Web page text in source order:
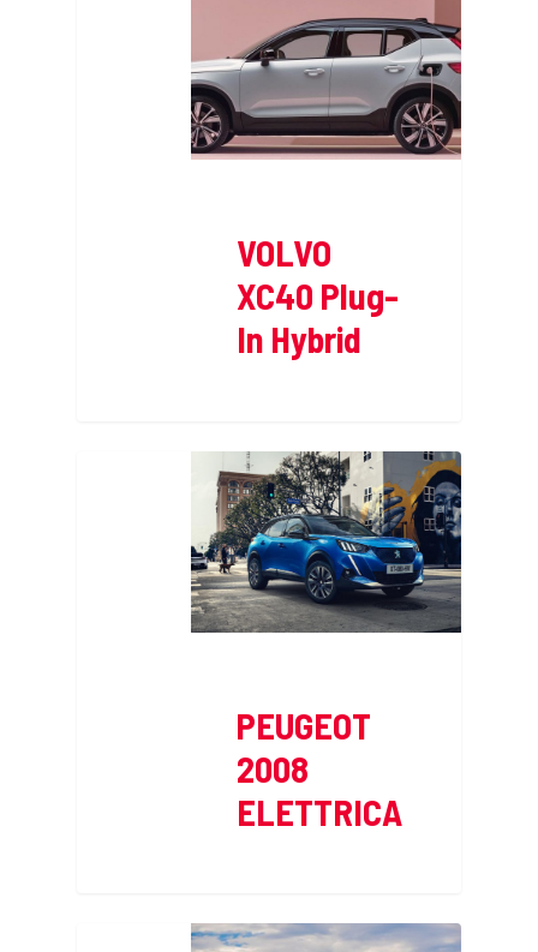
VOLVO
XC40 Plug-
In Hybrid
PEUGEOT
2008
ELETTRICA